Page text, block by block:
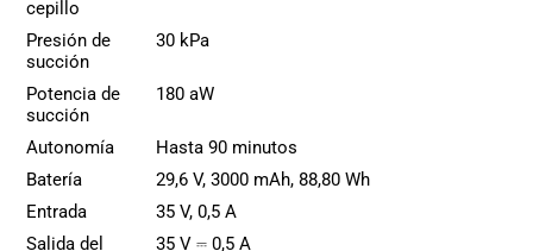
cepillo
Presión de
succión
30 kPa
Potencia de
succión
180 aW
Autonomía
Hasta 90 minutos
Batería
29,6 V, 3000 mAh, 88,80 Wh
Entrada
35 V, 0,5 A
Salida del
35 V ⎓ 0,5 A